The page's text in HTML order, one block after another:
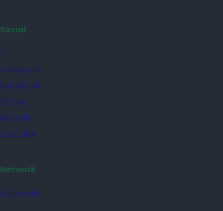
Social
X
Instagram
Facebook
TikTok
Linkedin
YouTube
Network
il Giornale